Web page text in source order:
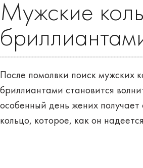
Мужские
После помолвки поиск мужских
бриллиантами становится
особенный день жених получает
кольцо, которое, как он